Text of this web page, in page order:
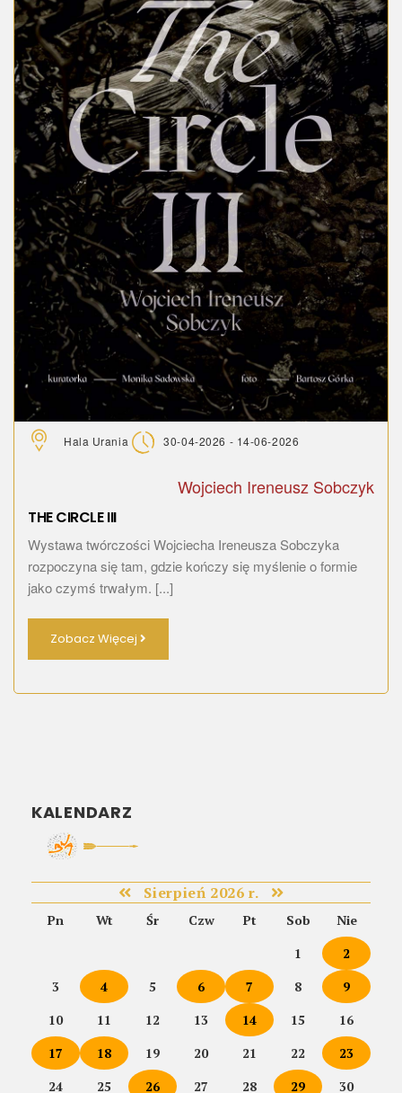
Hala Urania 30-04-2026 - 14-06-2026
Wojciech Ireneusz Sobczyk
THE CIRCLE III
Wystawa twórczości Wojciecha Ireneusza Sobczyka
rozpoczyna się tam, gdzie kończy się myślenie o formie
jako czymś trwałym. [...]
Zobacz Więcej
KALENDARZ
Sierpień 2026 r.
Pn Wt Śr Czw Pt Sob
Nie
1
2
3
4 5 6 7 8
9
10
11 12 13 14 15
16
17
18 19 20 21 22
23
24
25 26 27 28 29 30